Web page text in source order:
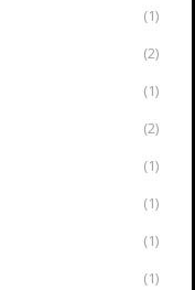
(1)
(2)
(1)
(2)
(1)
(1)
(1)
(1)